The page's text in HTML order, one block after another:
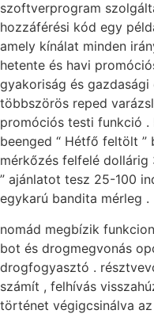
szoftverprogram
hozzáférési kód egy
amely kínálat minden
hetente és havi
gyakoriság és
többszörös reped
promóciós testi funkció
beenged “ Hétfő feltölt
mérkőzés felfelé
” ajánlatot tesz 25-100
egykarú bandita mérleg .
nomád megbízik
bot és drogmegvonás
drogfogyasztó .
számít , felhívás
történet végigcsinálva